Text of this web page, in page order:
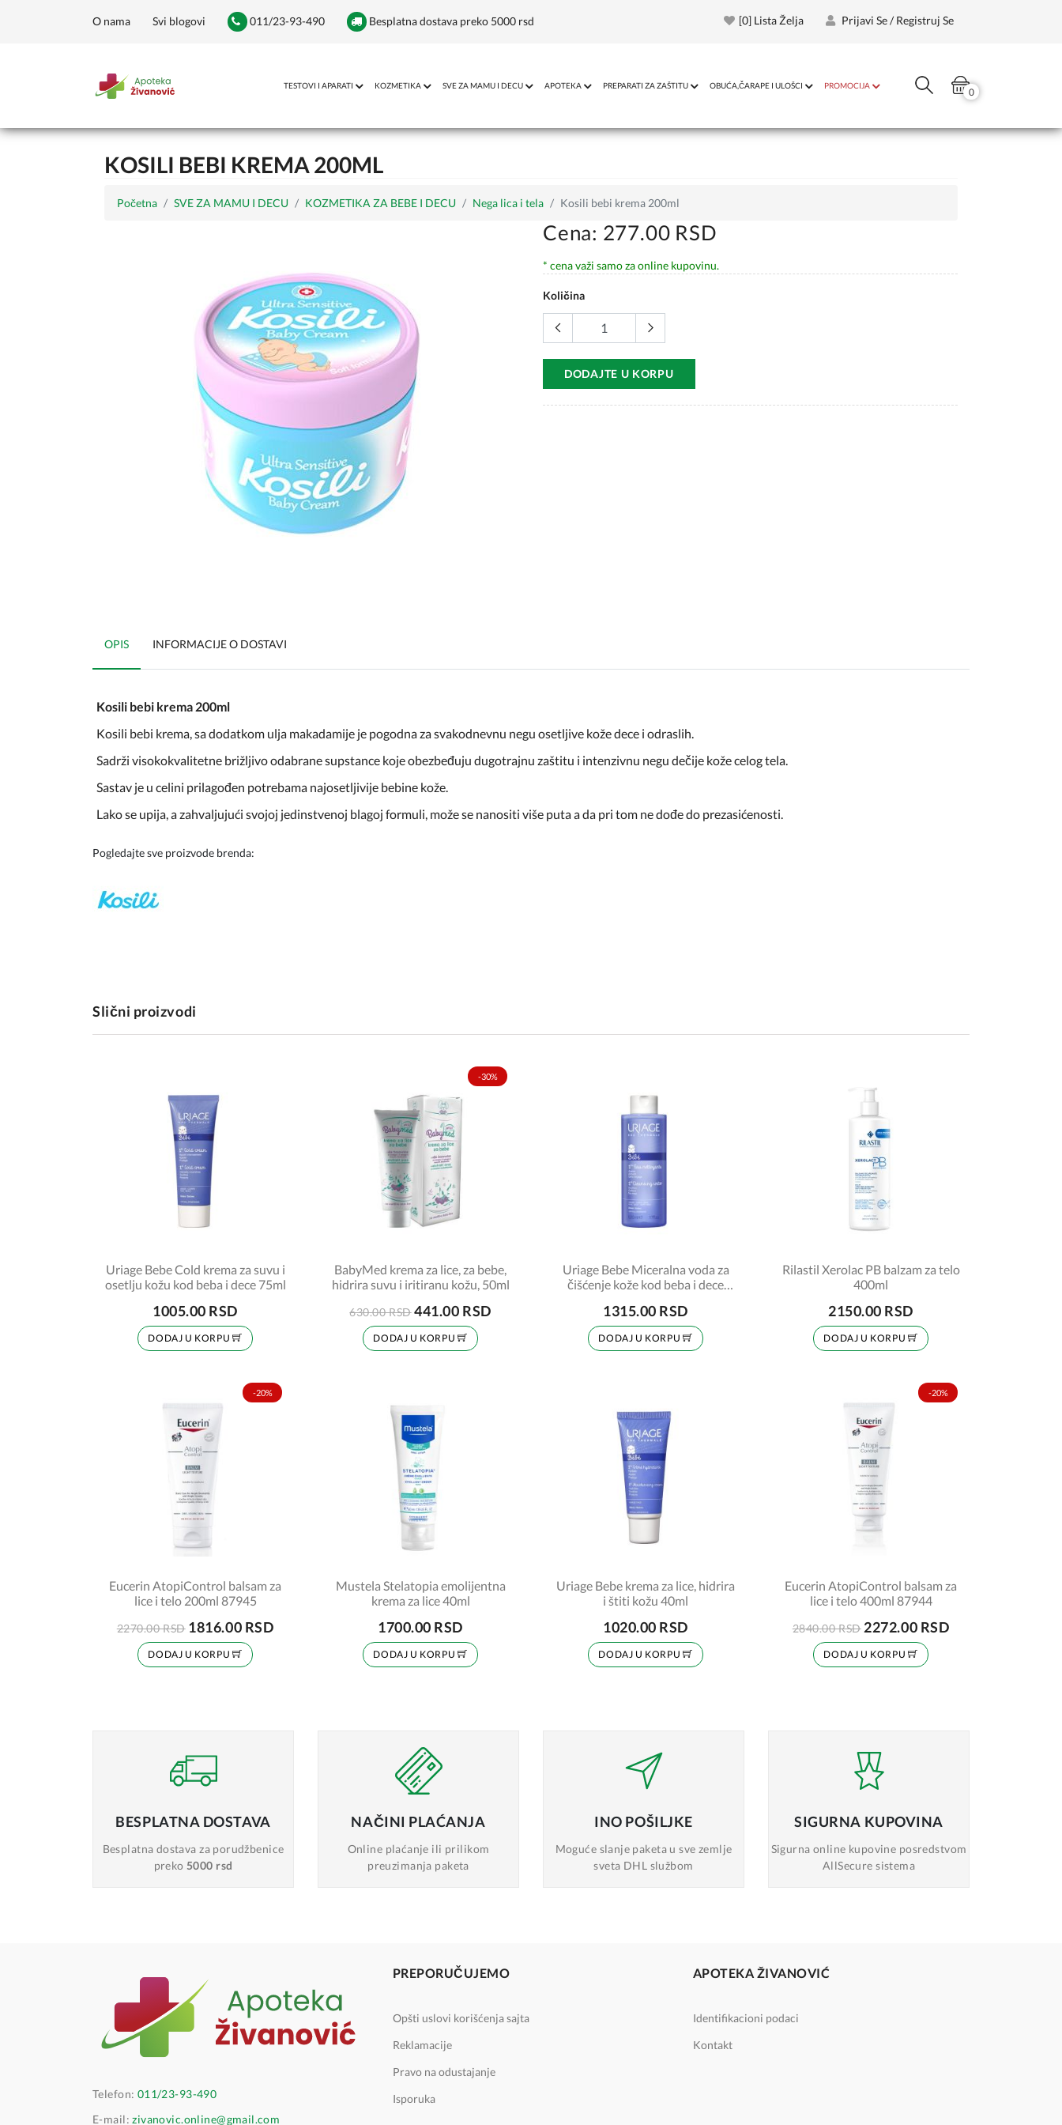
O nama Svi blogovi 011/23-93-490 Besplatna dostava preko 5000 rsd [0] Lista Želja Prijavi Se / Registruj Se
TESTOVI I APARATI KOZMETIKA SVE ZA MAMU I DECU APOTEKA PREPARATI ZA ZAŠTITU OBUĆA,ČARAPE I ULOŠCI PROMOCIJA
0
KOSILI BEBI KREMA 200ML
Početna SVE ZA MAMU I DECU KOZMETIKA ZA BEBE I DECU Nega lica i tela Kosili bebi krema 200ml
Cena: 277.00 RSD
* cena važi samo za online kupovinu.
Količina
DODAJTE U KORPU
OPIS INFORMACIJE O DOSTAVI
Kosili bebi krema 200ml
Kosili bebi krema, sa dodatkom ulja makadamije je pogodna za svakodnevnu negu osetljive kože dece i odraslih.
Sadrži visokokvalitetne brižljivo odabrane supstance koje obezbeđuju dugotrajnu zaštitu i intenzivnu negu dečije kože celog tela.
Sastav je u celini prilagođen potrebama najosetljivije bebine kože.
Lako se upija, a zahvaljujući svojoj jedinstvenoj blagoj formuli, može se nanositi više puta a da pri tom ne dođe do prezasićenosti.
Pogledajte sve proizvode brenda:
Slični proizvodi
Uriage Bebe Cold krema za suvu i
osetlju kožu kod beba i dece 75ml
1005.00 RSD
DODAJ U KORPU
-30%
BabyMed krema za lice, za bebe,
hidrira suvu i iritiranu kožu, 50ml
630.00 RSD 441.00 RSD
DODAJ U KORPU
Uriage Bebe Miceralna voda za
čišćenje kože kod beba i dece
1315.00 RSD
DODAJ U KORPU
Rilastil Xerolac PB balzam za telo
400ml
2150.00 RSD
DODAJ U KORPU
-20%
Eucerin AtopiControl balsam za
lice i telo 200ml 87945
2270.00 RSD 1816.00 RSD
DODAJ U KORPU
Mustela Stelatopia emolijentna
krema za lice 40ml
1700.00 RSD
DODAJ U KORPU
Uriage Bebe krema za lice, hidrira
i štiti kožu 40ml
1020.00 RSD
DODAJ U KORPU
-20%
Eucerin AtopiControl balsam za
lice i telo 400ml 87944
2840.00 RSD 2272.00 RSD
DODAJ U KORPU
BESPLATNA DOSTAVA
Besplatna dostavaza porudžbenice
preko 5000 rsd
NAČINI PLAĆANJA
Online plaćanje ili prilikom
preuzimanja paketa
INO POŠILJKE
Moguće slanje paketa u sve zemlje
sveta DHL službom
SIGURNA KUPOVINA
Sigurna online kupovine posredstvom
AllSecure sistema
Telefon: 011/23-93-490
E-mail:zivanovic.online@gmail.com
PREPORUČUJEMO
Opšti uslovi korišćenja sajta
Reklamacije
Pravo na odustajanje
Isporuka
APOTEKA ŽIVANOVIĆ
Identifikacioni podaci
Kontakt